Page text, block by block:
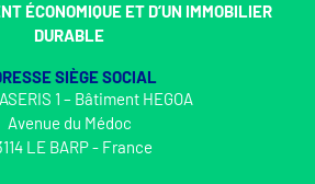
ÉCONOMIQUE ET D’UN IMMOBILIER
DURABLE
SIÈGE SOCIAL
1 – Bâtiment HEGOA
Avenue du Médoc
LE BARP - France